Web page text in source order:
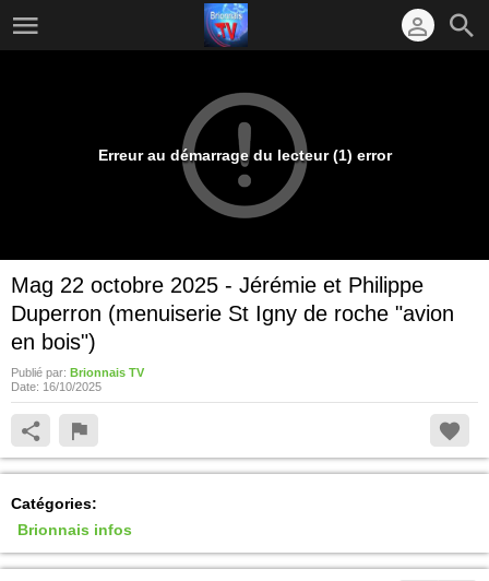
Erreur au démarrage du lecteur (1) error
Mag 22 octobre 2025 - Jérémie et Philippe
Duperron (menuiserie St Igny de roche "avion
en bois")
Publié par: Brionnais TV
Date: 16/10/2025
Catégories:
Brionnais infos